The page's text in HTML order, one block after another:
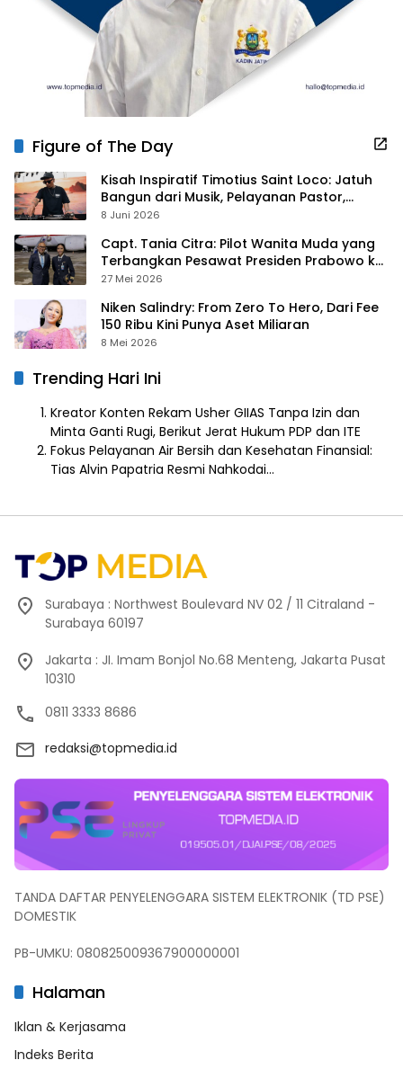
Figure of The Day
Kisah Inspiratif Timotius Saint Loco: Jatuh
Bangun dari Musik, Pelayanan Pastor,
hingga Gurita Bisnis Sambal Babon
8 Juni 2026
Capt. Tania Citra: Pilot Wanita Muda yang
Terbangkan Pesawat Presiden Prabowo ke
Prancis
27 Mei 2026
Niken Salindry: From Zero To Hero, Dari Fee
150 Ribu Kini Punya Aset Miliaran
8 Mei 2026
Trending Hari Ini
Kreator Konten Rekam Usher GIIAS Tanpa Izin dan
Minta Ganti Rugi, Berikut Jerat Hukum PDP dan ITE
Fokus Pelayanan Air Bersih dan Kesehatan Finansial:
Tias Alvin Papatria Resmi Nahkodai…
Surabaya : Northwest Boulevard NV 02 / 11 Citraland -
Surabaya 60197
Jakarta : JI. Imam Bonjol No.68 Menteng, Jakarta Pusat
10310
0811 3333 8686
redaksi@topmedia.id
TANDA DAFTAR PENYELENGGARA SISTEM ELEKTRONIK (TD PSE)
DOMESTIK
PB-UMKU: 080825009367900000001
Halaman
Iklan & Kerjasama
Indeks Berita